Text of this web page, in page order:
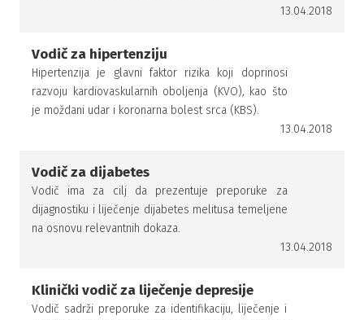
13.04.2018
Vodič za hipertenziju
Hipertenzija je glavni faktor rizika koji doprinosi
razvoju kardiovaskularnih oboljenja (KVO), kao što
je moždani udar i koronarna bolest srca (KBS).
13.04.2018
Vodič za dijabetes
Vodič ima za cilj da prezentuje preporuke za
dijagnostiku i liječenje dijabetes melitusa temeljene
na osnovu relevantnih dokaza.
13.04.2018
Klinički vodič za liječenje depresije
Vodič sadrži preporuke za identifikaciju, liječenje i